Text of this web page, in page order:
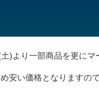
)より一部商品を更にマ
安い価格となりますの